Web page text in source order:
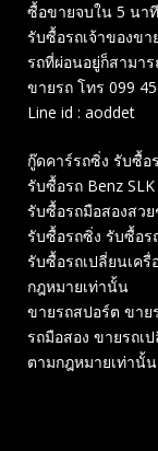
ซื้อขายจบใน 5 นา
รับซื้อรถเจ้าของข
รถที่ผ่อนอยู่ก็สามา
ขายรถ โทร 099
Line id : aoddet
กู๊ดคาร์รถซิ่ง รับซื้อ
รับซื้อรถ Benz
รับซื้อรถมือสองสว
รับซื้อรถซิ่ง รับซื้อร
รับซื้อรถเปลี่ยนเค
กฎหมายเท่านั้น
ขายรถสปอร์ต ขาย
รถมือสอง ขายรถเ
ตามกฎหมายเท่านั้น